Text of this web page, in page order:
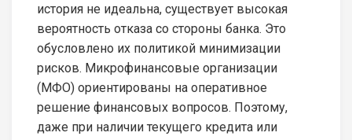
история не идеальна, существует высокая
вероятность отказа со стороны банка. Это
обусловлено их политикой минимизации
рисков. Микрофинансовые организации
(МФО) ориентированы на оперативное
решение финансовых вопросов. Поэтому,
даже при наличии текущего кредита или